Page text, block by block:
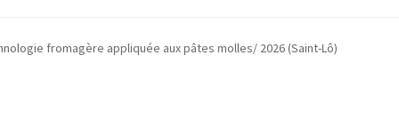
Confirm Subscription Distanciel Formations mixtes
fromagère appliquée aux pâtes molles/ 2026 (Saint-Lô)